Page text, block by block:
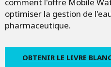
optimiser la gestion de
pharmaceutique.
OBTENIR LE LIVRE